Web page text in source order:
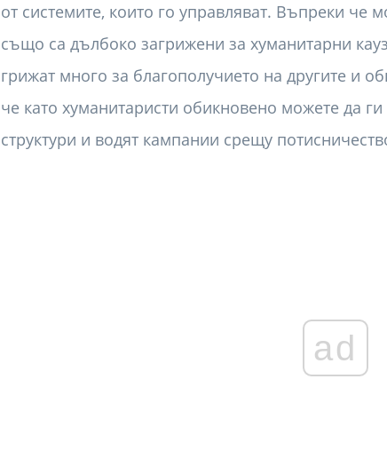
от системите, които го управляват. Въпреки че
също са дълбоко загрижени за хуманитарни
грижат много за благополучието на другите и
че като хуманитаристи обикновено можете да
структури и водят кампании срещу
ad